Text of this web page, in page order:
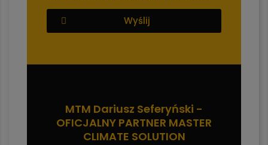
Wyślij
MTM Dariusz Seferyński -
OFICJALNY PARTNER MASTER
CLIMATE SOLUTION